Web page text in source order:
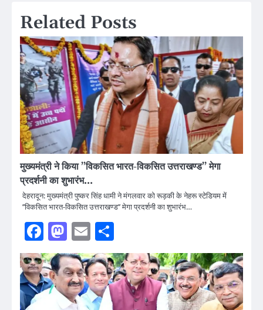
Related Posts
मुख्यमंत्री ने किया ’’विकसित भारत-विकसित उत्तराखण्ड’’ मेगा
प्रदर्शनी का शुभारंभ…
देहरादून: मुख्यमंत्री पुष्कर सिंह धामी ने मंगलवार को रूड़की के नेहरू स्टेडियम में
’’विकसित भारत-विकसित उत्तराखण्ड’’ मेगा प्रदर्शनी का शुभारंभ…
Facebook
Mastodon
Email